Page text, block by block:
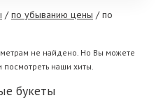
/по убыванию цены / по
не найдено. Но Вы можете
посмотреть наши хиты.
букеты